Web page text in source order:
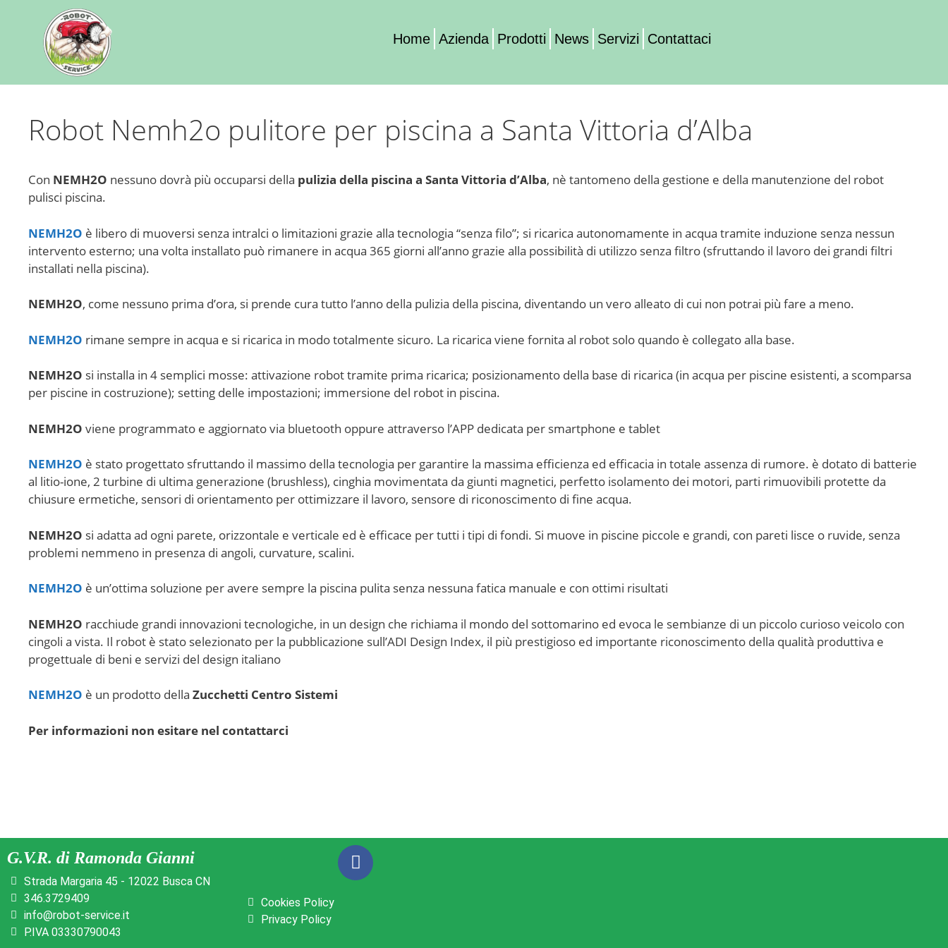
Home Azienda Prodotti News Servizi Contattaci
Robot Nemh2o pulitore per piscina a Santa Vittoria d’Alba
Con NEMH2O nessuno dovrà più occuparsi della pulizia della piscina a Santa Vittoria d’Alba, nè tantomeno della gestione e della manutenzione del robot
pulisci piscina.
NEMH2O è libero di muoversi senza intralci o limitazioni grazie alla tecnologia “senza filo”; si ricarica autonomamente in acqua tramite induzione senza nessun
intervento esterno; una volta installato può rimanere in acqua 365 giorni all’anno grazie alla possibilità di utilizzo senza filtro (sfruttando il lavoro dei grandi filtri
installati nella piscina).
NEMH2O, come nessuno prima d’ora, si prende cura tutto l’anno della pulizia della piscina, diventando un vero alleato di cui non potrai più fare a meno.
NEMH2O rimane sempre in acqua e si ricarica in modo totalmente sicuro. La ricarica viene fornita al robot solo quando è collegato alla base.
NEMH2O si installa in 4 semplici mosse: attivazione robot tramite prima ricarica; posizionamento della base di ricarica (in acqua per piscine esistenti, a scomparsa
per piscine in costruzione); setting delle impostazioni; immersione del robot in piscina.
NEMH2O viene programmato e aggiornato via bluetooth oppure attraverso l’APP dedicata per smartphone e tablet
NEMH2O è stato progettato sfruttando il massimo della tecnologia per garantire la massima efficienza ed efficacia in totale assenza di rumore. è dotato di batterie
al litio-ione, 2 turbine di ultima generazione (brushless), cinghia movimentata da giunti magnetici, perfetto isolamento dei motori, parti rimuovibili protette da
chiusure ermetiche, sensori di orientamento per ottimizzare il lavoro, sensore di riconoscimento di fine acqua.
NEMH2O si adatta ad ogni parete, orizzontale e verticale ed è efficace per tutti i tipi di fondi. Si muove in piscine piccole e grandi, con pareti lisce o ruvide, senza
problemi nemmeno in presenza di angoli, curvature, scalini.
NEMH2O è un’ottima soluzione per avere sempre la piscina pulita senza nessuna fatica manuale e con ottimi risultati
NEMH2O racchiude grandi innovazioni tecnologiche, in un design che richiama il mondo del sottomarino ed evoca le sembianze di un piccolo curioso veicolo con
cingoli a vista. Il robot è stato selezionato per la pubblicazione sull’ADI Design Index, il più prestigioso ed importante riconoscimento della qualità produttiva e
progettuale di beni e servizi del design italiano
NEMH2O è un prodotto della Zucchetti Centro Sistemi
Per informazioni non esitare nel contattarci
G.V.R. di Ramonda Gianni
Strada Margaria 45 - 12022 Busca CN
346.3729409
info@robot-service.it
P.IVA 03330790043
Cookies Policy
Privacy Policy